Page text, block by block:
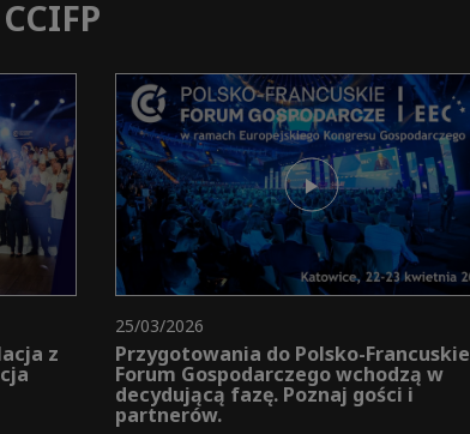
z
25/03/2026
Przygotowania do Polsko-
Forum Gospodarczego wchodzą w
decydującą fazę. Poznaj gości i
partnerów.